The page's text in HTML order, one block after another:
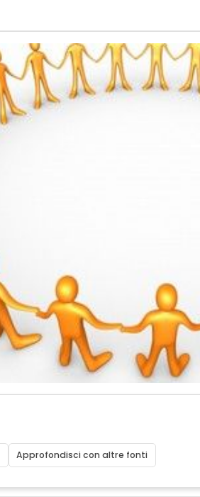
Approfondisci con altre fonti